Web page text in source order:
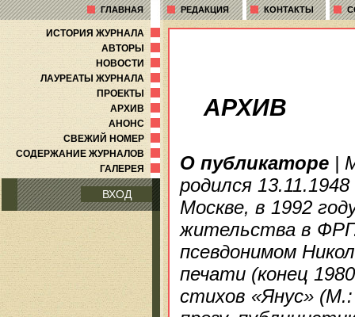
ГЛАВНАЯ РЕДАКЦИЯ КОНТАКТЫ
ИСТОРИЯ ЖУРНАЛА
АВТОРЫ
НОВОСТИ
ЛАУРЕАТЫ ЖУРНАЛА
ПРОЕКТЫ
АРХИВ
АНОНС
СВЕЖИЙ НОМЕР
СОДЕРЖАНИЕ ЖУРНАЛОВ
ГАЛЕРЕЯ
ВХОД
АРХИВ
О публикаторе |
родился
Москве, в 1992
жительства в
псевдонимом
печати (конец
стихов «Янус»